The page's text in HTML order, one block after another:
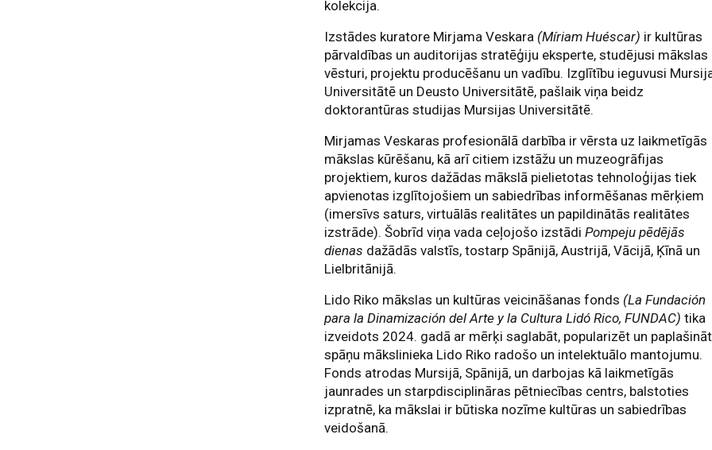
kolekcija.
Izstādes kuratore Mirjama Veskara (Míriam Huéscar) ir kultūras
pārvaldības un auditorijas stratēģiju eksperte, studējusi mākslas
vēsturi, projektu producēšanu un vadību. Izglītību ieguvusi
Universitātē un Deusto Universitātē, pašlaik viņa beidz
doktorantūras studijas Mursijas Universitātē.
Mirjamas Veskaras profesionālā darbība ir vērsta uz laikmetīgās
mākslas kūrēšanu, kā arī citiem izstāžu un muzeogrāfijas
projektiem, kuros dažādas mākslā pielietotas tehnoloģijas tiek
apvienotas izglītojošiem un sabiedrības informēšanas mērķiem
(imersīvs saturs, virtuālās realitātes un papildinātās realitātes
izstrāde). Šobrīd viņa vada ceļojošo izstādiPompeju pēdējās
dienas dažādās valstīs, tostarp Spānijā, Austrijā, Vācijā, Ķīnā un
Lielbritānijā.
Lido Riko mākslas un kultūras veicināšanas fonds (La Fundación
para la Dinamización del Arte y la Cultura Lidó Rico, FUNDAC) tika
izveidots 2024. gadā ar mērķi saglabāt, popularizēt un paplašināt
spāņu mākslinieka Lido Riko radošo un intelektuālo mantojumu.
Fonds atrodas Mursijā, Spānijā, un darbojas kā laikmetīgās
jaunrades un starpdisciplināras pētniecības centrs, balstoties
izpratnē, ka mākslai ir būtiska nozīme kultūras un sabiedrības
veidošanā.